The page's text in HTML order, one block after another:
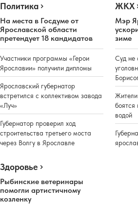
Политика
На места в Госдуме от
Ярославской области
претендует 18 кандидатов
Участники программы «Герои
Ярославии» получили дипломы
Ярославский губернатор
встретился с коллективом завода
«Луч»
Губернатор проверил ход
строительства третьего моста
через Волгу в Ярославле
ЖКХ
Мэр
зиме
Суд не
Жители
боятся
водой
Здоровье
Рыбинские ветеринары
помогли артистичному
козленку